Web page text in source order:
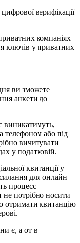
верифікації
компаніях
у приватних
ви зможете
анкети до
виникатимуть,
телефоном або під
вичитувати
у податковій.
квитанції у
для онлайн
процесс
потрібно носити
отримати квитанцію
є, а от в